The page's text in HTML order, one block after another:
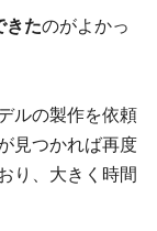
きたのがよかっ
ルの製作を依頼
見つかれば再度
り、大きく時間